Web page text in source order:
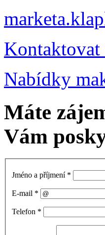
Kontaktovat
Nabídky
Máte
Vám
Jméno a příjmení *
E-mail *
Telefon *